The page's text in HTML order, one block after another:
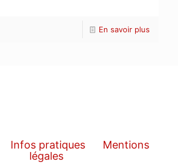
En savoir plus
Infos pratiques
Mentions
légales